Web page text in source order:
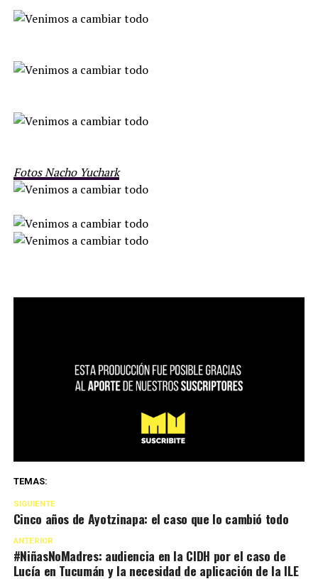
Fotos Nacho Yuchark
TEMAS:
SIGUIENTE
Cinco años de Ayotzinapa: el caso que lo cambió todo
ANTERIOR
#NiñasNoMadres: audiencia en la CIDH por el caso de
Lucía en Tucumán y la necesidad de aplicación de la ILE